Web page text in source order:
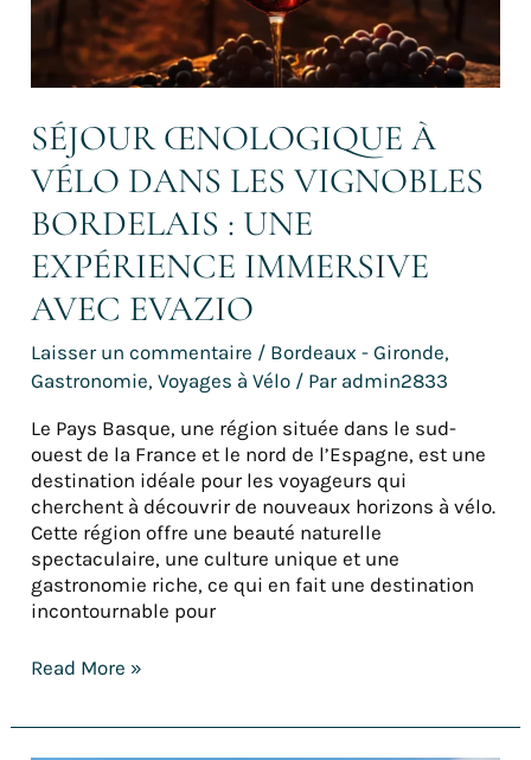
SÉJOUR ŒNOLOGIQUE À
VÉLO DANS LES VIGNOBLES
BORDELAIS : UNE
EXPÉRIENCE IMMERSIVE
AVEC EVAZIO
Laisser un commentaire / Bordeaux - Gironde,
Gastronomie,Voyages à Vélo / Par admin2833
Le Pays Basque, une région située dans le sud-
ouest de la France et le nord de l’Espagne, est une
destination idéale pour les voyageurs qui
cherchent à découvrir de nouveaux horizons à vélo.
Cette région offre une beauté naturelle
spectaculaire, une culture unique et une
gastronomie riche, ce qui en fait une destination
incontournable pour
bordelais
une
immersive
avec
Evazio
Read More »